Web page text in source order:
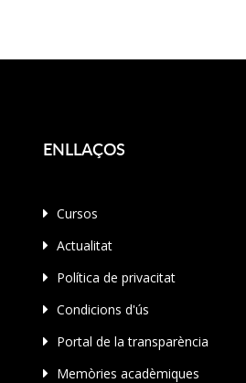
ENLLAÇOS
Cursos
Actualitat
Política de privacitat
Condicions d'ús
Portal de la transparència
Memòries acadèmiques